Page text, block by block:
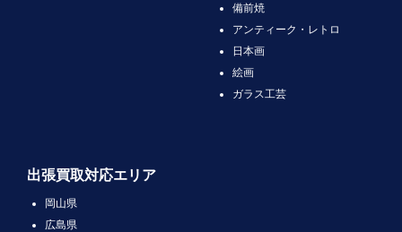
備前焼
アンティーク・レトロ
日本画
絵画
ガラス工芸
出張買取対応エリア
岡山県
広島県